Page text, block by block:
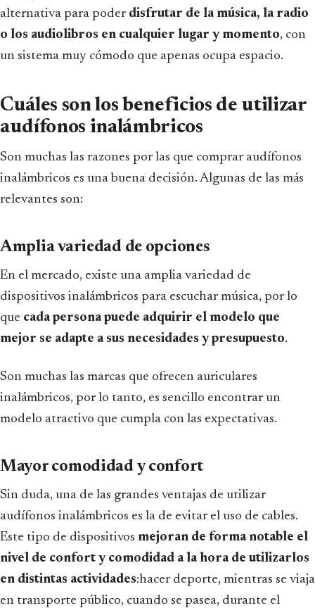
alternativa para poder disfrutar de la música, la radio
o los audiolibros en cualquier lugar y momento, con
un sistema muy cómodo que apenas ocupa espacio.
Cuáles son los beneficios de utilizar
audífonos inalámbricos
Son muchas las razones por las que comprar audífonos
inalámbricos es una buena decisión. Algunas de las más
relevantes son:
Amplia variedad de opciones
En el mercado, existe una amplia variedad de
dispositivos inalámbricos para escuchar música, por lo
que cada persona puede adquirir el modelo que
mejor se adapte a sus necesidades y presupuesto.
Son muchas las marcas que ofrecen auriculares
inalámbricos, por lo tanto, es sencillo encontrar un
modelo atractivo que cumpla con las expectativas.
Mayor comodidad y confort
Sin duda, una de las grandes ventajas de utilizar
audífonos inalámbricos es la de evitar el uso de cables.
Este tipo de dispositivos mejoran de forma notable el
nivel de confort y comodidad a la hora de utilizarlos
en distintas actividades:hacer deporte, mientras se viaja
en transporte público, cuando se pasea, durante el